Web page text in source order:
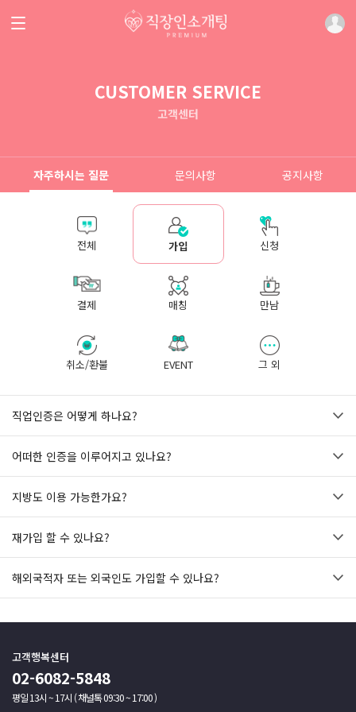
CUSTOMER SERVICE
고객센터
자주하시는 질문 문의사항 공지사항
전체 가입 신청
결제 매칭 만남
취소/환불 EVENT 그 외
직업인증은 어떻게 하나요?
어떠한 인증을 이루어지고 있나요?
지방도 이용 가능한가요?
재가입 할 수 있나요?
해외국적자 또는 외국인도 가입할 수 있나요?
고객행복센터
02-6082-5848
평일 13시 ~ 17시 ( 채널톡 09:30 ~ 17:00 )